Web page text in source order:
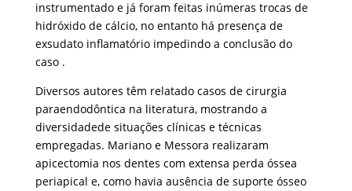
instrumentado e já foram feitas inúmeras trocas de
hidróxido de cálcio, no entanto há presença de
exsudato inflamatório impedindo a conclusão do
caso .
Diversos autores têm relatado casos de cirurgia
paraendodôntica na literatura, mostrando a
diversidadede situações clínicas e técnicas
empregadas. Mariano e Messora realizaram
apicectomia nos dentes com extensa perda óssea
periapical e, como havia ausência de suporte ósseo